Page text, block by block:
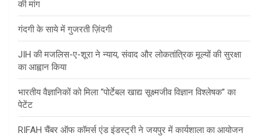
की मांग
गंदगी के साये में गुजरती ज़िंदगी
JIH की मजलिस-ए-शूरा ने न्याय, संवाद और लोकतांत्रिक मूल्यों की सुरक्षा
का आह्वान किया
भारतीय वैज्ञानिकों को मिला “पोर्टेबल खाद्य सूक्ष्मजीव विज्ञान विश्लेषक” का
पेटेंट
RIFAH चैंबर ऑफ कॉमर्स एंड इंडस्ट्री ने जयपुर में कार्यशाला का आयोजन